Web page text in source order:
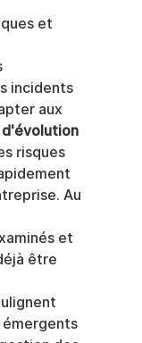
et
incidents
aux
d'évolution
risques
Au
et
être